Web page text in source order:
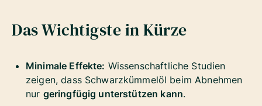
Das Wichtigste in Kürze
Minimale Effekte: Wissenschaftliche Studien
zeigen, dass Schwarzkümmelöl beim Abnehmen
nur geringfügig unterstützen kann.